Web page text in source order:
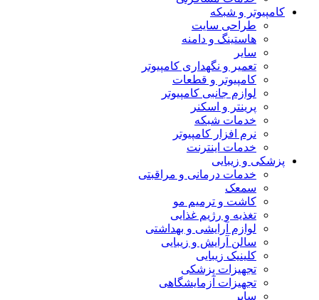
کامپیوتر و شبکه
طراحی سایت
هاستینگ و دامنه
سایر
تعمیر و نگهداری کامپیوتر
کامپیوتر و قطعات
لوازم جانبی کامپیوتر
پرینتر و اسکنر
خدمات شبکه
نرم افزار کامپیوتر
خدمات اینترنت
پزشکی و زیبایی
خدمات درمانی و مراقبتی
سمعک
کاشت و ترمیم مو
تغذیه و رژیم غذایی
لوازم آرایشی و بهداشتی
سالن آرایش و زیبایی
کلینیک زیبایی
تجهیزات پزشکی
تجهیزات آزمایشگاهی
سایر